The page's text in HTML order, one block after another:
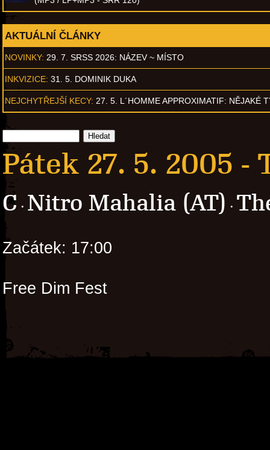
AKTUÁLNÍ ČLÁNKY
NOVINKY: 29. 7. SRSS 2026: NÁZEV ~ MÍSTO
INKVIZICE: 31. 5. DOMINIK DUKA
NEJCHYTŘEJŠÍ KECY: 27. 5. L´HOMME APPROXIMATIF: NĚJAKÉ
Pátek 27. 5. 2005 -
C · Nitro Mahalia (AT) ·
Začátek: 17:00
Free Dim Fest